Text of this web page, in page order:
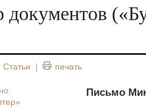
документов
Статьи | печать
Письмо